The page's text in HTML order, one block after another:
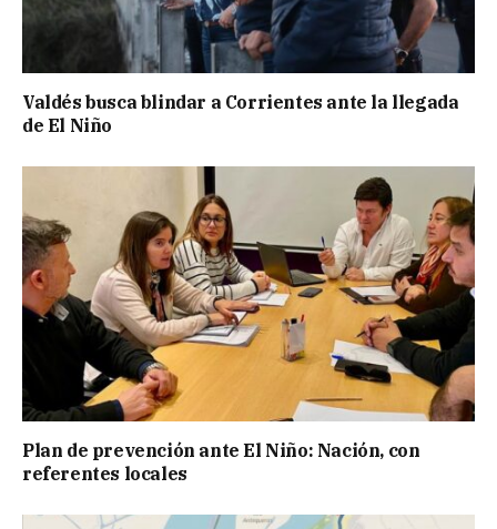
Valdés busca blindar a Corrientes ante la llegada
de El Niño
Plan de prevención ante El Niño: Nación, con
referentes locales